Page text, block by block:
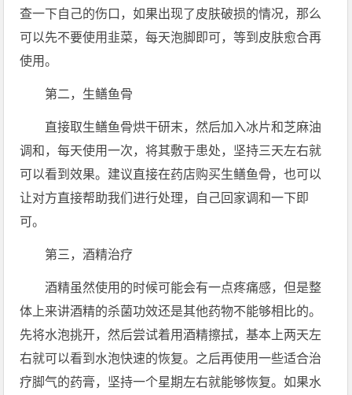
查一下自己的伤口，如果出现了皮肤破损的情况，那么
可以先不要使用韭菜，每天泡脚即可，等到皮肤愈合再
使用。
第二，生鳝鱼骨
直接取生鳝鱼骨烘干研末，然后加入冰片和芝麻油
调和，每天使用一次，将其敷于患处，坚持三天左右就
可以看到效果。建议直接在药店购买生鳝鱼骨，也可以
让对方直接帮助我们进行处理，自己回家调和一下即
可。
第三，酒精治疗
酒精虽然使用的时候可能会有一点疼痛感，但是整
体上来讲酒精的杀菌功效还是其他药物不能够相比的。
先将水泡挑开，然后尝试着用酒精擦拭，基本上两天左
右就可以看到水泡快速的恢复。之后再使用一些适合治
疗脚气的药膏，坚持一个星期左右就能够恢复。如果水